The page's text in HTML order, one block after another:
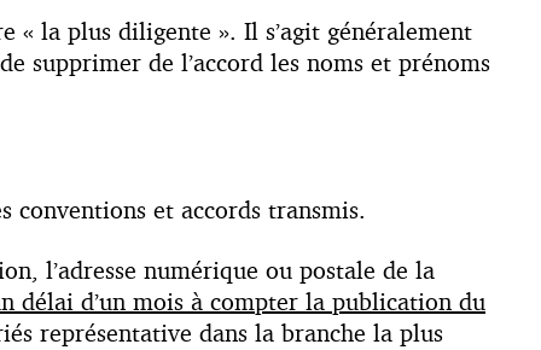
« la plus diligente ». Il s’agit généralement
supprimer de l’accord les noms et prénoms
conventions et accords transmis.
l’adresse numérique ou postale de la
délai d’un mois à compter la publication du
représentative dans la branche la plus